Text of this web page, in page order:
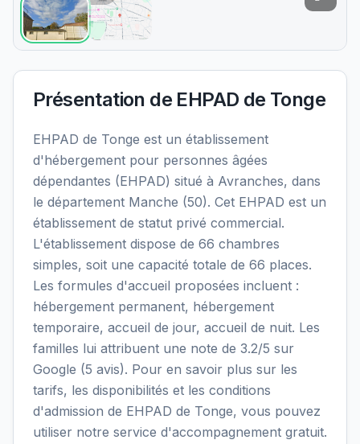
Présentation de EHPAD de Tonge
EHPAD de Tonge est un établissement
d'hébergement pour personnes âgées
dépendantes (EHPAD) situé à Avranches, dans
le département Manche (50). Cet EHPAD est un
établissement de statut privé commercial.
L'établissement dispose de 66 chambres
simples, soit une capacité totale de 66 places.
Les formules d'accueil proposées incluent :
hébergement permanent, hébergement
temporaire, accueil de jour, accueil de nuit. Les
familles lui attribuent une note de 3.2/5 sur
Google (5 avis). Pour en savoir plus sur les
tarifs, les disponibilités et les conditions
d'admission de EHPAD de Tonge, vous pouvez
utiliser notre service d'accompagnement gratuit.